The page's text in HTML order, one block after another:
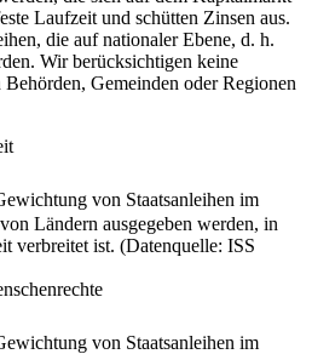
Laufzeit und schütten Zinsen aus.
die auf nationaler Ebene, d. h.
Wir berücksichtigen keine
Gemeinden oder Regionen
von Staatsanleihen im
Ländern ausgegeben werden, in
verbreitet ist. (Datenquelle: ISS
von Staatsanleihen im